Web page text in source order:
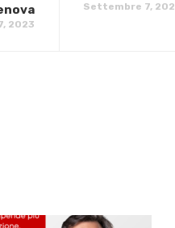
2023
Settembre 7,